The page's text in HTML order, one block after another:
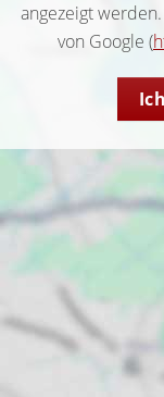
angezeigt
von Google (